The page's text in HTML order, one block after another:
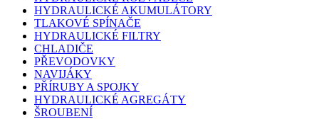
HYDRAULICKÉ AKUMULÁTORY
TLAKOVÉ SPÍNAČE
HYDRAULICKÉ FILTRY
CHLADIČE
PŘEVODOVKY
NAVIJÁKY
PŘÍRUBY A SPOJKY
HYDRAULICKÉ AGREGÁTY
ŠROUBENÍ